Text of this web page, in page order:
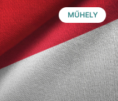
MŰHELY